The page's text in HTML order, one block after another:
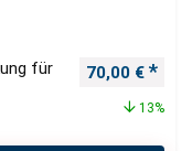
für
70,00 €
13%